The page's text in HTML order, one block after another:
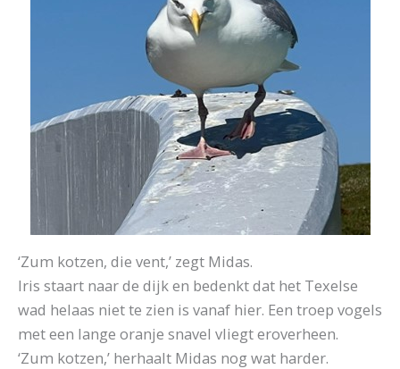
‘Zum kotzen, die vent,’ zegt Midas.
Iris staart naar de dijk en bedenkt dat het Texelse
wad helaas niet te zien is vanaf hier. Een troep vogels
met een lange oranje snavel vliegt eroverheen.
‘Zum kotzen,’ herhaalt Midas nog wat harder.